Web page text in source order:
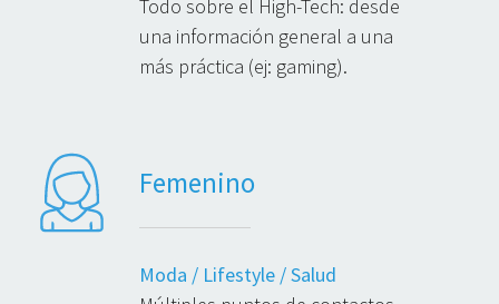
Todo sobre el High-Tech: desde
una información general a una
más práctica (ej: gaming).
Femenino
Moda / Lifestyle / Salud